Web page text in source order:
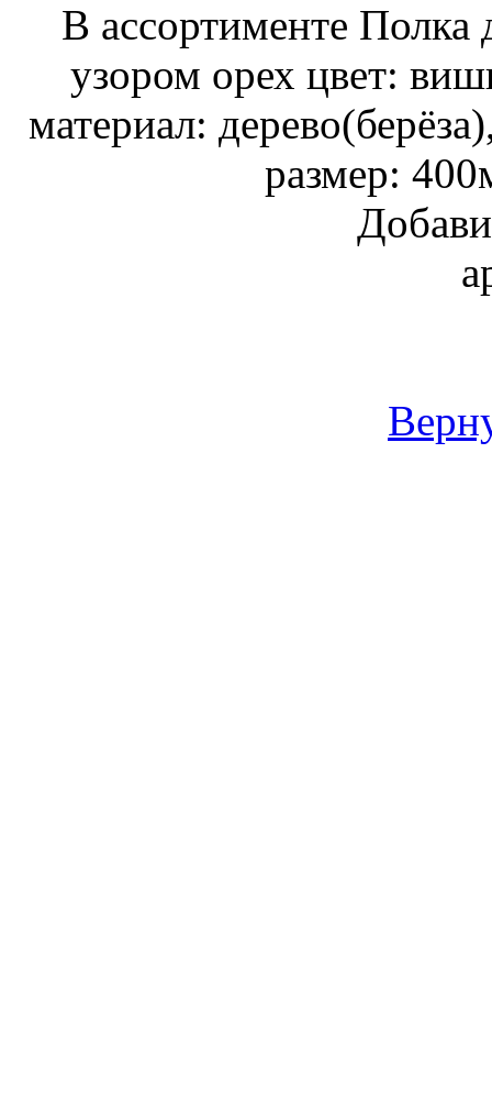
В ассортименте
узором орех цвет:
материал:
размер: